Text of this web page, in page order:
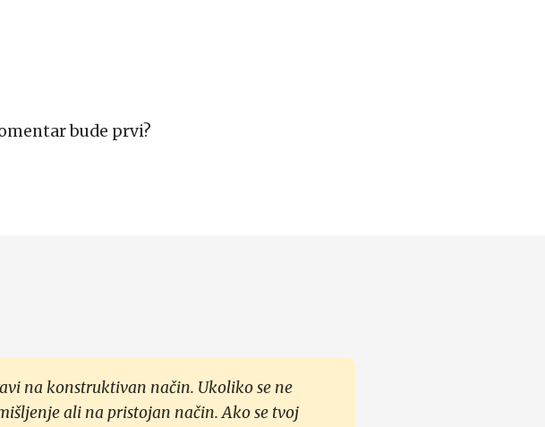
bude prvi?
na konstruktivan način. Ukoliko se ne
ali na pristojan način. Ako se tvoj